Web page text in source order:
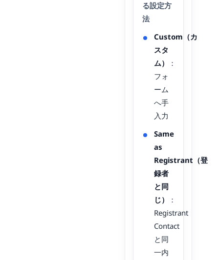
る設定方
法
Custom（カ
スタ
ム）
：
フォ
ーム
へ手
入力
Same
as
Registrant（登
録者
と同
じ）
：
Registrant
Contact
と同
一内